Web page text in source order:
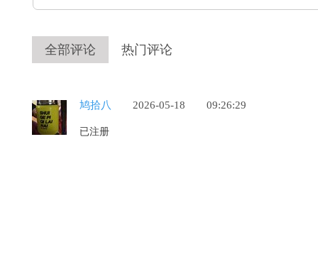
全部评论 热门评论
鸠拾八 2026-05-18 09:26:29
已注册